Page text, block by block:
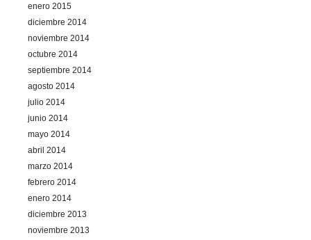
enero 2015
diciembre 2014
noviembre 2014
octubre 2014
septiembre 2014
agosto 2014
julio 2014
junio 2014
mayo 2014
abril 2014
marzo 2014
febrero 2014
enero 2014
diciembre 2013
noviembre 2013